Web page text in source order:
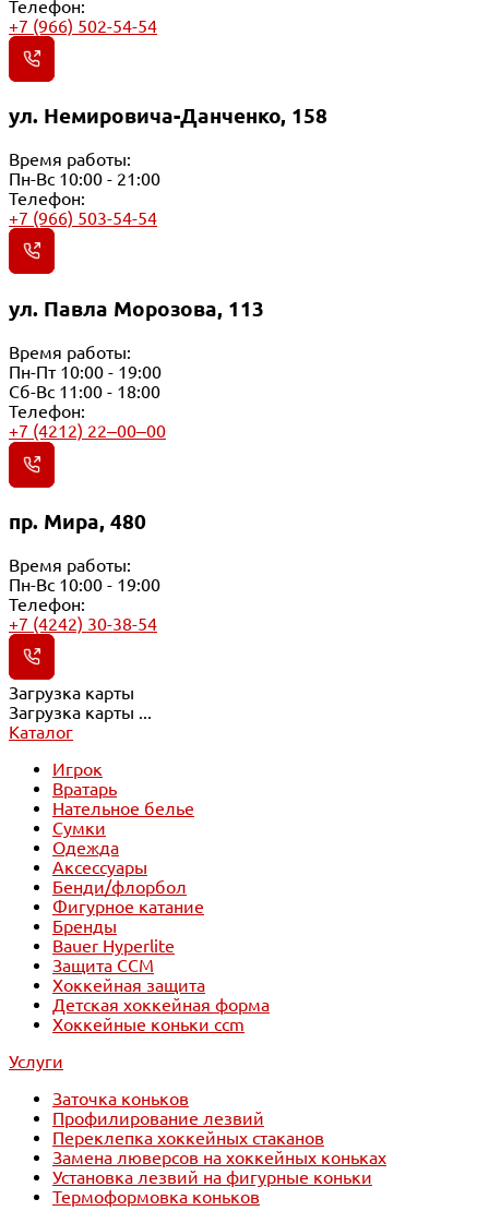
Телефон:
+7 (966) 502-54-54
ул. Немировича-Данченко, 158
Время работы:
Пн-Вс 10:00 - 21:00
Телефон:
+7 (966) 503-54-54
ул. Павла Морозова, 113
Время работы:
Пн-Пт 10:00 - 19:00
Сб-Вс 11:00 - 18:00
Телефон:
+7 (4212) 22‒00‒00
пр. Мира, 480
Время работы:
Пн-Вс 10:00 - 19:00
Телефон:
+7 (4242) 30-38-54
Загрузка карты
Загрузка карты ...
Каталог
Игрок
Вратарь
Нательное белье
Сумки
Одежда
Аксессуары
Бенди/флорбол
Фигурное катание
Бренды
Bauer Hyperlite
Защита CCM
Хоккейная защита
Детская хоккейная форма
Хоккейные коньки ccm
Услуги
Заточка коньков
Профилирование лезвий
Переклепка хоккейных стаканов
Замена люверсов на хоккейных коньках
Установка лезвий на фигурные коньки
Термоформовка коньков